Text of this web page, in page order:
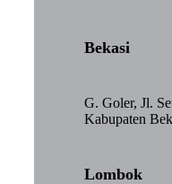
Bekasi
G. Goler, Jl.
Kabupaten
Lombok